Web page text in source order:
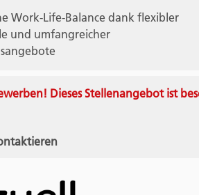
Work-Life-Balance dank flexibler
und umfangreicher
Dieses Stellenangebot ist